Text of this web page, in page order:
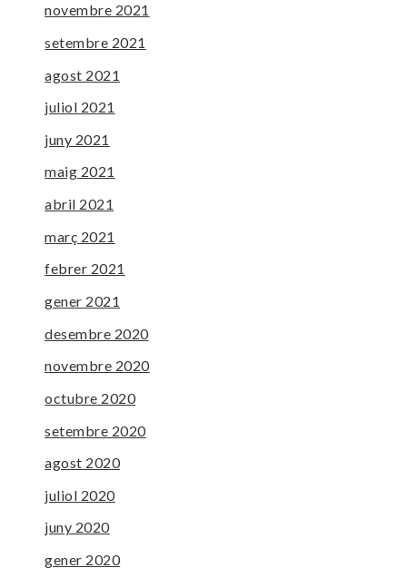
novembre 2021
setembre 2021
agost 2021
juliol 2021
juny 2021
maig 2021
abril 2021
març 2021
febrer 2021
gener 2021
desembre 2020
novembre 2020
octubre 2020
setembre 2020
agost 2020
juliol 2020
juny 2020
gener 2020